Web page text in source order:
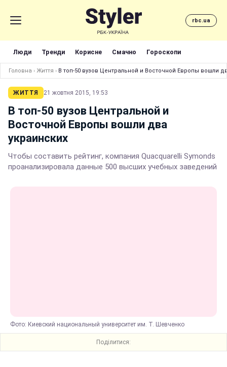
rbc.ua
Люди Тренди Корисне Смачно Гороскопи
Головна › Життя › В топ-50 вузов Центральной и Восточной Европы вошли
ЖИТТЯ 21 жовтня 2015, 19:53
В топ-50 вузов Центральной и
Восточной Европы вошли два
украинских
Чтобы составить рейтинг, компания Quacquarelli Symonds
проанализировала данные 500 высших учебных заведений
Фото: Киевский национальный университет им. Т. Шевченко
Поділитися: